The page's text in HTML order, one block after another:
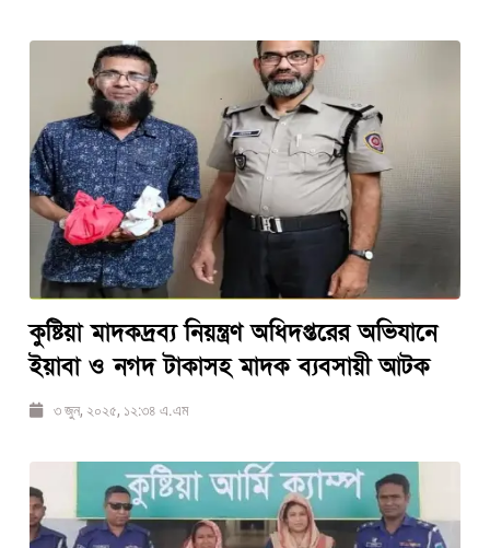
কুষ্টিয়া মাদকদ্রব্য নিয়ন্ত্রণ অধিদপ্তরের অভিযানে
ইয়াবা ও নগদ টাকাসহ মাদক ব্যবসায়ী আটক
৩ জুন, ২০২৫, ১২:৩৪ এ.এম